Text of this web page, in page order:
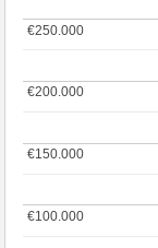
€100.000
€100.000
€150.000
€150.000
€200.000
€200.000
€250.000
€250.000